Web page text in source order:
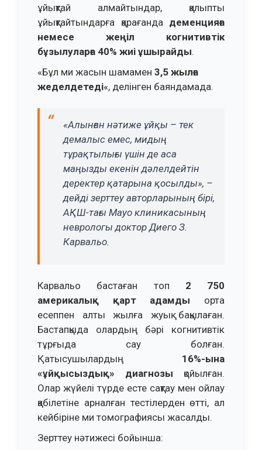
ұйықтай алмайтындар, қалыпты
ұйықтайтындарға қарағанда деменцияға
немесе жеңіл когнитивтік
бұзылуларға 40% жиі ұшырайды.
«Бұл ми жасын шамамен 3,5 жылға
жеделдетеді«, делінген баяндамада.
«Алынған нәтиже ұйқы – тек
демалыс емес, мидың
тұрақтылығы үшін де аса
маңызды екенін дәлелдейтін
деректер қатарына қосылды», –
дейді зерттеу авторларының бірі,
АҚШ-тағы Mayo клиникасының
неврологы доктор Диего З.
Карвальо.
Карвальо бастаған топ 2 750
америкалық қарт адамды орта
есеппен алты жылға жуық бақылаған.
Бастапқыда олардың бәрі когнитивтік
тұрғыда сау болған.
Қатысушылардың 16%-ына
«ұйқысыздық» диагнозы қойылған.
Олар жүйелі түрде есте сақтау мен ойлау
қабілетіне арналған тестілерден өтті, ал
кейбіріне ми томографиясы жасалды.
Зерттеу нәтижесі бойынша: